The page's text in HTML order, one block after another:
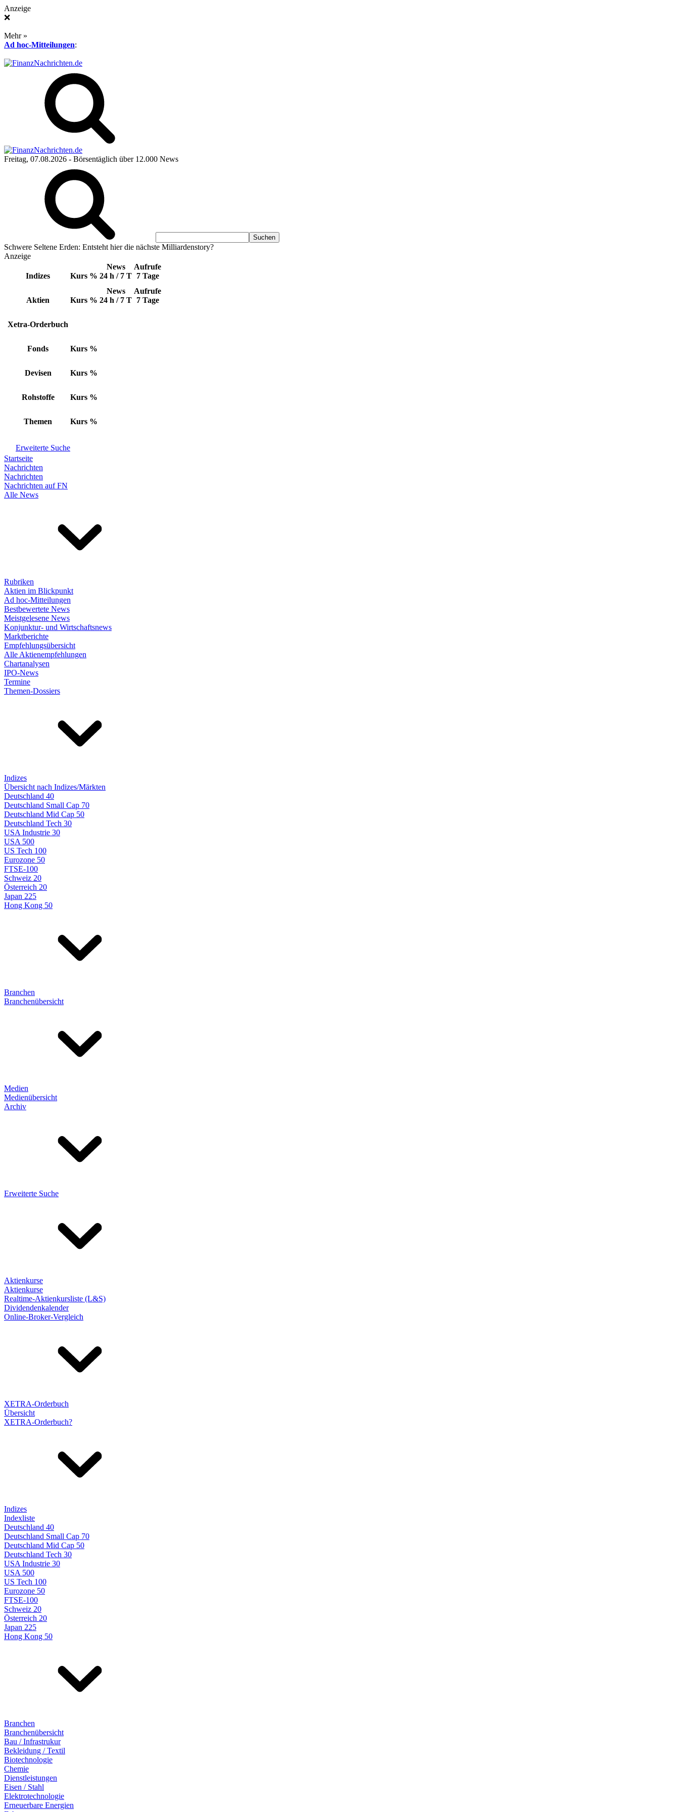
Anzeige
❌
Mehr »
Ad hoc-Mitteilungen:
Freitag, 07.08.2026 - Börsentäglich über 12.000 News
Schwere Seltene Erden: Entsteht hier die nächste Milliardenstory?
Anzeige
Indizes Kurs %
News
24 h / 7 T
Aufrufe
7 Tage
Aktien Kurs %
News
24 h / 7 T
Aufrufe
7 Tage
Xetra-Orderbuch
Fonds Kurs %
Devisen Kurs %
Rohstoffe Kurs %
Themen Kurs %
Erweiterte Suche
Startseite
Nachrichten
Nachrichten
Nachrichten auf FN
Alle News
Rubriken
Aktien im Blickpunkt
Ad hoc-Mitteilungen
Bestbewertete News
Meistgelesene News
Konjunktur- und Wirtschaftsnews
Marktberichte
Empfehlungsübersicht
Alle Aktienempfehlungen
Chartanalysen
IPO-News
Termine
Themen-Dossiers
Indizes
Übersicht nach Indizes/Märkten
Deutschland 40
Deutschland Small Cap 70
Deutschland Mid Cap 50
Deutschland Tech 30
USA Industrie 30
USA 500
US Tech 100
Eurozone 50
FTSE-100
Schweiz 20
Österreich 20
Japan 225
Hong Kong 50
Branchen
Branchenübersicht
Medien
Medienübersicht
Archiv
Erweiterte Suche
Aktienkurse
Aktienkurse
Realtime-Aktienkursliste (L&S)
Dividendenkalender
Online-Broker-Vergleich
XETRA-Orderbuch
Übersicht
XETRA-Orderbuch?
Indizes
Indexliste
Deutschland 40
Deutschland Small Cap 70
Deutschland Mid Cap 50
Deutschland Tech 30
USA Industrie 30
USA 500
US Tech 100
Eurozone 50
FTSE-100
Schweiz 20
Österreich 20
Japan 225
Hong Kong 50
Branchen
Branchenübersicht
Bau / Infrastrukur
Bekleidung / Textil
Biotechnologie
Chemie
Dienstleistungen
Eisen / Stahl
Elektrotechnologie
Erneuerbare Energien